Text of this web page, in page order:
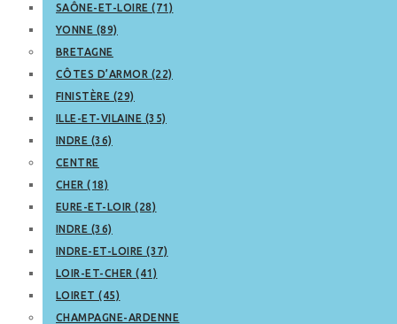
SAÔNE-ET-LOIRE (71)
YONNE (89)
BRETAGNE
CÔTES D’ARMOR (22)
FINISTÈRE (29)
ILLE-ET-VILAINE (35)
INDRE (36)
CENTRE
CHER (18)
EURE-ET-LOIR (28)
INDRE (36)
INDRE-ET-LOIRE (37)
LOIR-ET-CHER (41)
LOIRET (45)
CHAMPAGNE-ARDENNE